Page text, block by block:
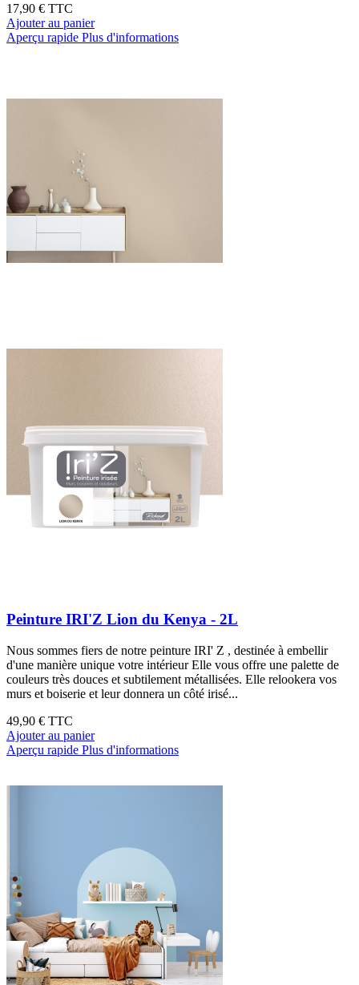
17,90 € TTC
Ajouter au panier
Aperçu rapide Plus d'informations
Peinture IRI'Z Lion du Kenya - 2L
Nous sommes fiers de notre peinture IRI' Z , destinée à embellir
d'une manière unique votre intérieur Elle vous offre une palette de
couleurs très douces et subtilement métallisées. Elle relookera vos
murs et boiserie et leur donnera un côté irisé...
49,90 € TTC
Ajouter au panier
Aperçu rapide Plus d'informations